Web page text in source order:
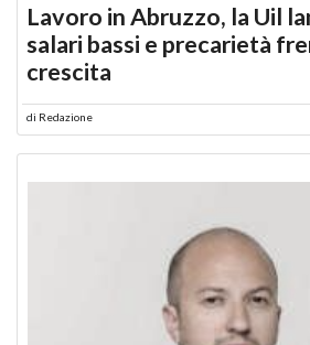
Lavoro in Abruzzo, la Uil
salari bassi e precarietà
crescita
di Redazione